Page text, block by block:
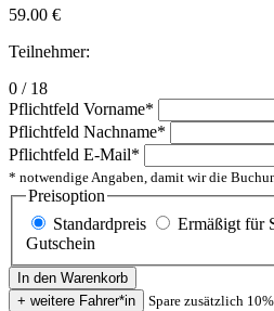
59.00 €
Teilnehmer:
0 / 18
Pflichtfeld Vorname*
Pflichtfeld Nachname*
Pflichtfeld E-Mail*
* notwendige Angaben, damit wir die
Preisoption
Standardpreis
Ermäßigt für
Gutschein
Spare zusätzlich